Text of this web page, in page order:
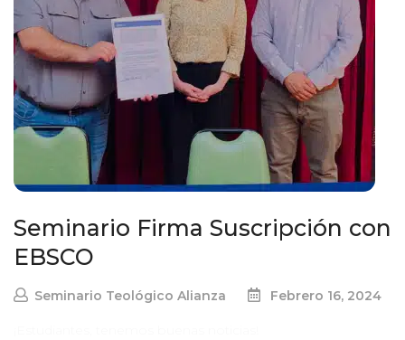
Seminario Firma Suscripción con
EBSCO
Seminario Teológico Alianza Febrero 16, 2024